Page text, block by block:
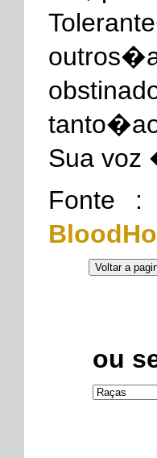
Sua
Fonte
ou